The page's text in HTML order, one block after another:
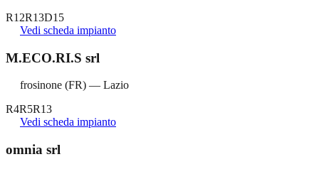
R12R13D15
Vedi scheda impianto
M.ECO.RI.S srl
frosinone (FR) — Lazio
R4R5R13
Vedi scheda impianto
omnia srl